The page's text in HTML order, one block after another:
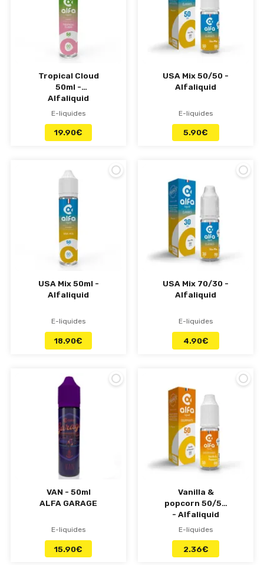
Tropical Cloud
50ml -
Alfaliquid
E-liquides
19.90€
USA Mix 50/50 -
Alfaliquid
E-liquides
5.90€
USA Mix 50ml -
Alfaliquid
E-liquides
18.90€
USA Mix 70/30 -
Alfaliquid
E-liquides
4.90€
VAN - 50ml
ALFA GARAGE
E-liquides
15.90€
Vanilla &
popcorn 50/50
- Alfaliquid
E-liquides
2.36€